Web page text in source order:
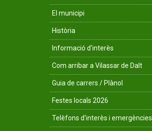
El municipi
Història
Informació d'interès
Com arribar a Vilassar de Dalt
Guia de carrers / Plànol
Festes locals 2026
Telèfons d'interès i emergències